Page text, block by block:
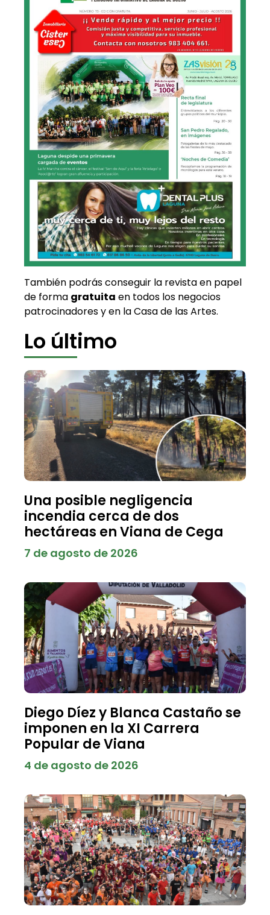
También podrás conseguir la revista en papel
de forma gratuita en todos los negocios
patrocinadores y en la Casa de las Artes.
Lo último
Una posible negligencia
incendia cerca de dos
hectáreas en Viana de Cega
7 de agosto de 2026
Diego Díez y Blanca Castaño se
imponen en la XI Carrera
Popular de Viana
4 de agosto de 2026